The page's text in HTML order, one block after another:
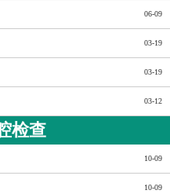
06-09
03-19
03-19
03-12
检查
10-09
10-09